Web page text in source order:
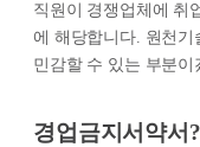
직원이 경쟁업체에 취
에 해당합니다. 원천기
민감할 수 있는 부분이
경업금지서약서?